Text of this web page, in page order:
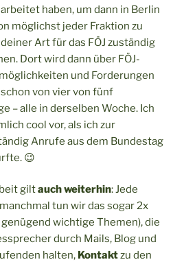
haben, um dann in Berlin
möglichst jeder Fraktion zu
Art für das FÖJ zuständig
Dort wird dann über FÖJ-
und Forderungen
von vier von fünf
– alle in derselben Woche. Ich
cool vor, als ich zur
Anrufe aus dem Bundestag
😉
giltauch weiterhin: Jede
tun wir das sogar 2x
wichtige Themen), die
durch Mails, Blog und
halten, Kontaktzu den